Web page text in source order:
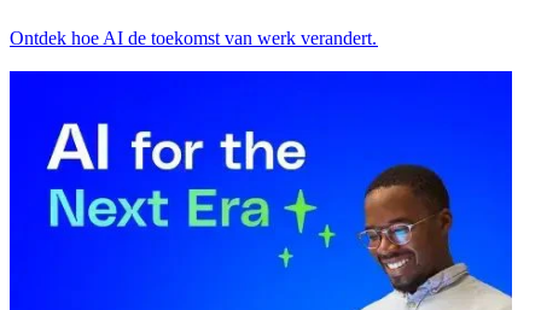
Ontdek hoe AI de toekomst van werk verandert.​​